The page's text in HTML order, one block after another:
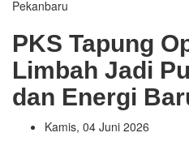
Pekanbaru
PKS Tapung
Limbah Jadi
dan Energi
Kamis, 04 Juni 2026